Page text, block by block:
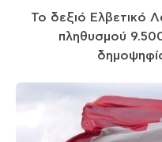
Το δεξιό Ελβετικό
πληθυσμού